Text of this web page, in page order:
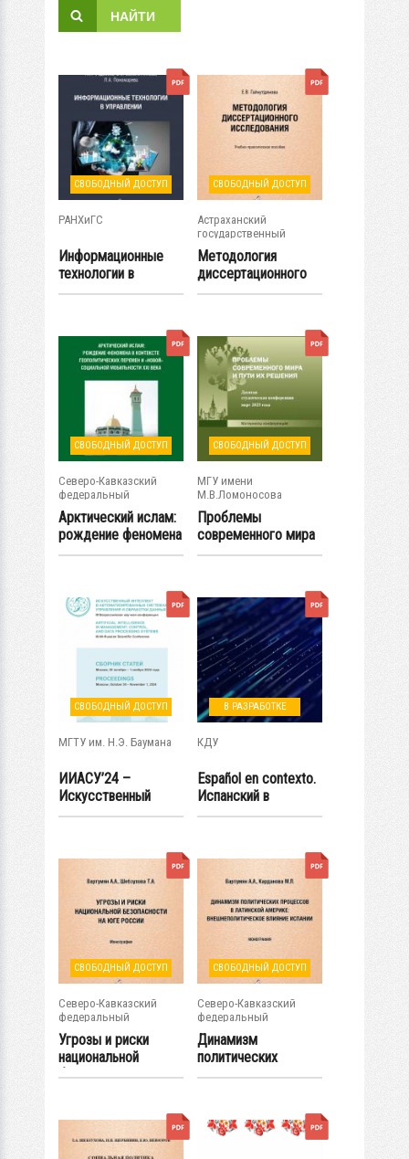
СВОБОДНЫЙ ДОСТУП
РАНХиГС
Информационные
технологии в
управлении
СВОБОДНЫЙ ДОСТУП
Астраханский
государственный
технический...
Методология
диссертационного
исследования
СВОБОДНЫЙ ДОСТУП
Северо-Кавказский
федеральный
университет
Арктический ислам:
рождение феномена
в контексте...
СВОБОДНЫЙ ДОСТУП
МГУ имени
М.В.Ломоносова
Проблемы
современного мира
и пути их решения....
СВОБОДНЫЙ ДОСТУП
МГТУ им. Н.Э. Баумана
ИИАСУ’24 –
Искусственный
интеллект в...
В РАЗРАБОТКЕ
КДУ
Español en contexto.
Испанский в
контексте
СВОБОДНЫЙ ДОСТУП
Северо-Кавказский
федеральный
университет
Угрозы и риски
национальной
безопасности на
СВОБОДНЫЙ ДОСТУП
Северо-Кавказский
федеральный
университет
Динамизм
политических
процессов в